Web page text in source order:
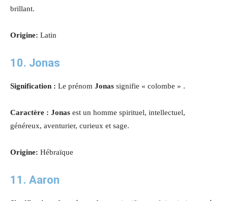
brillant.
Origine: Latin
10. Jonas
Signification : Le prénom Jonas signifie « colombe » .
Caractère : Jonas est un homme spirituel, intellectuel,
généreux, aventurier, curieux et sage.
Origine: Hébraïque
11. Aaron